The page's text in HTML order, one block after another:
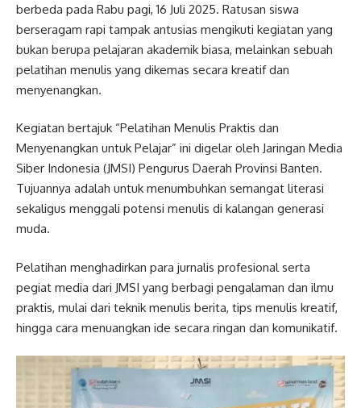
berbeda pada Rabu pagi, 16 Juli 2025. Ratusan siswa
berseragam rapi tampak antusias mengikuti kegiatan yang
bukan berupa pelajaran akademik biasa, melainkan sebuah
pelatihan menulis yang dikemas secara kreatif dan
menyenangkan.
Kegiatan bertajuk “Pelatihan Menulis Praktis dan
Menyenangkan untuk Pelajar” ini digelar oleh Jaringan Media
Siber Indonesia (JMSI) Pengurus Daerah Provinsi Banten.
Tujuannya adalah untuk menumbuhkan semangat literasi
sekaligus menggali potensi menulis di kalangan generasi
muda.
Pelatihan menghadirkan para jurnalis profesional serta
pegiat media dari JMSI yang berbagi pengalaman dan ilmu
praktis, mulai dari teknik menulis berita, tips menulis kreatif,
hingga cara menuangkan ide secara ringan dan komunikatif.